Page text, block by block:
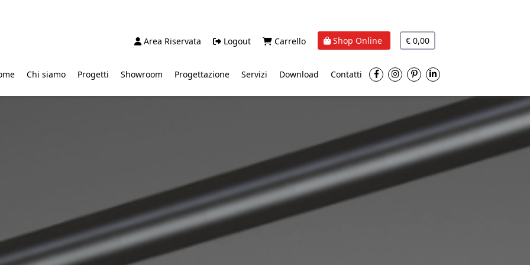
Area Riservata Logout Carrello Shop Online € 0,00
Chi siamo Progetti Showroom Progettazione Servizi Download Contatti